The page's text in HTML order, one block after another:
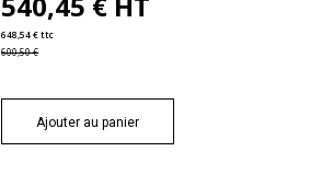
648,54 € ttc
600,50 €
Ajouter au panier